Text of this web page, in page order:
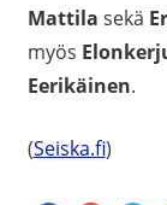
Mattila sekä
myös
Eerikäinen.
(Seiska.fi)